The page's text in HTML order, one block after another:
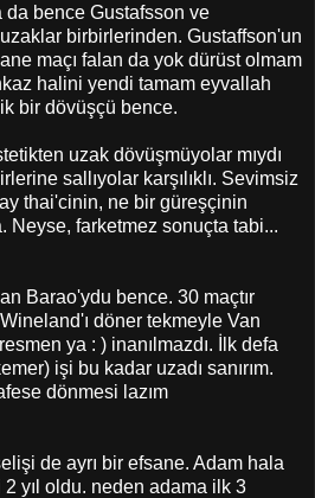
bence Gustafsson ve
birbirlerinden. Gustaffson'un
maçı falan da yok dürüst olmam
halini yendi tamam eyvallah
bir dövüşçü bence.
uzak dövüşmüyolar mıydı
sallıyolar karşılıklı. Sevimsiz
thai'cinin, ne bir güreşçinin
Neyse, farketmez sonuçta tabi...
Barao'ydu bence. 30 maçtır
döner tekmeyle Van
ya : ) inanılmazdı. İlk defa
işi bu kadar uzadı sanırım.
dönmesi lazım
de ayrı bir efsane. Adam hala
yıl oldu. neden adama ilk 3